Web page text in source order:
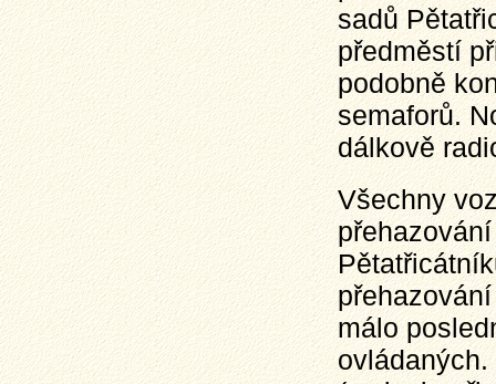
sadů
předměstí
podobně
semaforů.
dálkově
Všechny
málo